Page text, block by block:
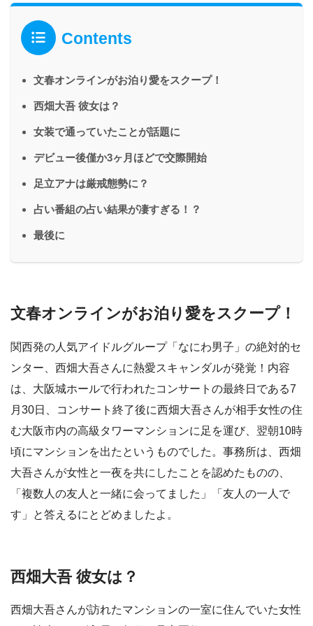
Contents
文春オンラインがお泊り愛をスクープ！
西畑大吾 彼女は？
女装で通っていたことが話題に
デビュー後僅か3ヶ月ほどで交際開始
足立アナは厳戒態勢に？
占い番組の占い結果が凄すぎる！？
最後に
文春オンラインがお泊り愛をスクープ！
関西発の人気アイドルグループ「なにわ男子」の絶対的セ
ンター、西畑大吾さんに熱愛スキャンダルが発覚！内容
は、大阪城ホールで行われたコンサートの最終日である7
月30日、コンサート終了後に西畑大吾さんが相手女性の住
む大阪市内の高級タワーマンションに足を運び、翌朝10時
頃にマンションを出たというものでした。事務所は、西畑
大吾さんが女性と一夜を共にしたことを認めたものの、
「複数人の友人と一緒に会ってました」「友人の一人で
す」と答えるにとどめましたよ。
西畑大吾 彼女は？
西畑大吾さんが訪れたマンションの一室に住んでいた女性